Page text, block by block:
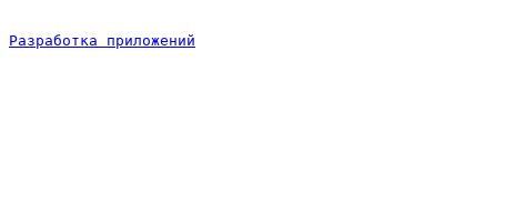
Разработка приложений